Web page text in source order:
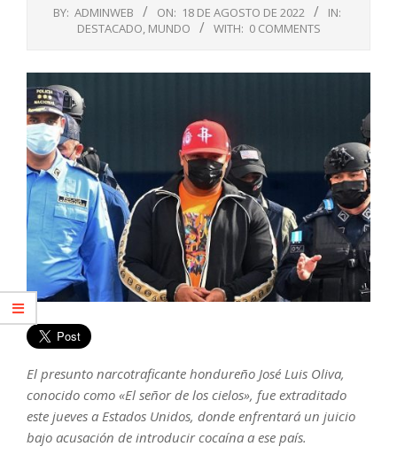
BY: ADMINWEB ON: 18 DE AGOSTO DE 2022
IN:
DESTACADO, MUNDO WITH: 0 COMMENTS
El presunto narcotraficante hondureño José Luis Oliva,
conocido como «El señor de los cielos», fue extraditado
este jueves a Estados Unidos, donde enfrentará un juicio
bajo acusación de introducir cocaína a ese país.